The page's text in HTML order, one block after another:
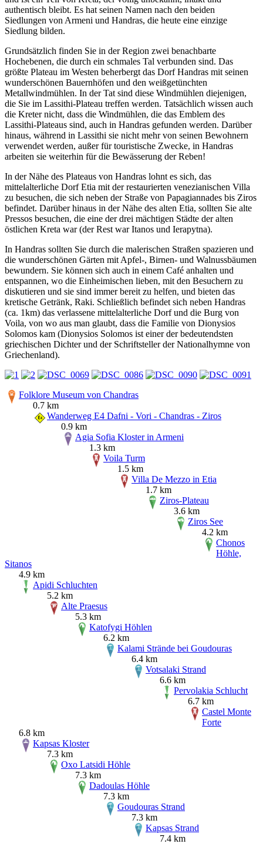
authentisch bleibt. Es hat seinen Namen nach den beiden
Siedlungen von Armeni und Handras, die heute eine einzige
Siedlung bilden.
Grundsätzlich finden Sie in der Region zwei benachbarte
Hochebenen, die durch ein schmales Tal verbunden sind. Das
größte Plateau im Westen beherbergt das Dorf Handras mit seinen
wunderschönen Bauernhöfen und den weißgetünchten
Metallwindmühlen. In der Tat sind diese Windmühlen diejenigen,
die Sie im Lassithi-Plateau treffen werden. Tatsächlich wissen auch
die Kreter nicht, dass die Windmühlen, die das Emblem des
Lassithi-Plateaus sind, auch in Handras gefunden werden. Darüber
hinaus, während in Lassithi sie nicht mehr von seinen Bewohnern
verwendet werden, außer für touristische Zwecke, in Handras
arbeiten sie weiterhin für die Bewässerung der Reben!
In der Nähe des Plateaus von Handras lohnt es sich, das
mittelalterliche Dorf Etia mit der restaurierten venezianischen Villa
zu besuchen, die sich neben der Straße von Papagiannades bis Ziros
befindet. Darüber hinaus in der Nähe des alten Etia, sollten Sie alte
Pressos besuchen, die eine der drei mächtigen Städte der alten
östlichen Kreta war (der Rest war Itanos und Ierapytna).
In Handras sollten Sie durch die malerischen Straßen spazieren und
die wunderschönen Gärten mit Apfel-, Birnen- und Walnussbäumen
bewundern. Sie können sich auch in einem Café anhalten und
entspannen, wo die Einheimischen lieben, mit den Besuchern zu
diskutieren und sie sind immer bereit zu helfen, und bieten das
kretische Getränk, Raki. Schließlich befindet sich neben Handras
(ca. 1km) das verlassene mittelalterliche Dorf und die Burg von
Voila, von wo aus man glaubt, dass die Familie von Dionysios
Solomos kam (Dionysios Solomos ist einer der bedeutendsten
griechischen Dichter und der Schriftsteller der Nationalhymne von
Griechenland).
Folklore Museum von Chandras
0.7 km
Wanderweg E4 Dafni - Vori - Chandras - Ziros
0.9 km
Agia Sofia Kloster in Armeni
1.3 km
Voila Turm
1.5 km
Villa De Mezzo in Etia
1.7 km
Ziros-Plateau
3.6 km
Ziros See
4.2 km
Chonos
Höhle,
Sitanos
4.9 km
Apidi Schluchten
5.2 km
Alte Praesus
5.3 km
Katofygi Höhlen
6.2 km
Kalami Strände bei Goudouras
6.4 km
Votsalaki Strand
6.6 km
Pervolakia Schlucht
6.7 km
Castel Monte
Forte
6.8 km
Kapsas Kloster
7.3 km
Oxo Latsidi Höhle
7.3 km
Dadoulas Höhle
7.3 km
Goudouras Strand
7.3 km
Kapsas Strand
7.4 km